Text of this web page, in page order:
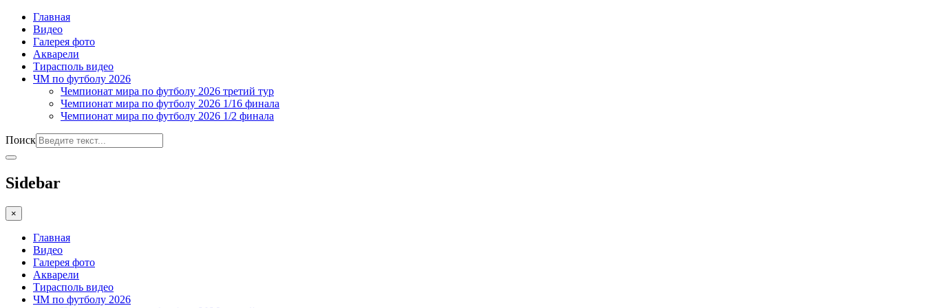
Главная
Видео
Галерея фото
Акварели
Тирасполь видео
ЧМ по футболу 2026
Чемпионат мира по футболу 2026 третий тур
Чемпионат мира по футболу 2026 1/16 финала
Чемпионат мира по футболу 2026 1/2 финала
Поиск
Sidebar
×
Главная
Видео
Галерея фото
Акварели
Тирасполь видео
ЧМ по футболу 2026